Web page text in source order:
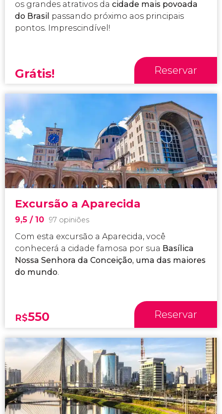
os grandes atrativos da cidade mais povoada
do Brasil passando próximo aos principais
pontos. Imprescindível!
Grátis! Reservar
Excursão a Aparecida
9,5 / 10 97 opiniões
Com esta excursão a Aparecida, você
conhecerá a cidade famosa por sua Basílica
Nossa Senhora da Conceição, uma das maiores
do mundo.
R$550 Reservar